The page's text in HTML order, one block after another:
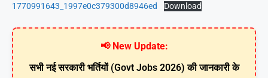
1770991643_1997e0c379300d8946ed Download
📢 New Update:
सभी नई सरकारी भर्तियों (Govt Jobs 2026) की जानकारी के